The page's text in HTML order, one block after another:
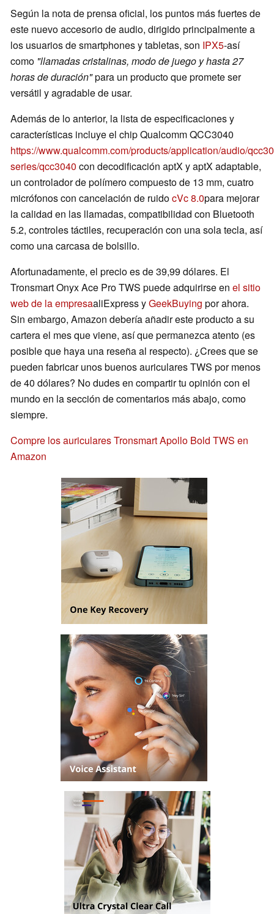
Según la nota de prensa oficial, los puntos más fuertes de
este nuevo accesorio de audio, dirigido principalmente a
los usuarios de smartphones y tabletas, son IPX5-así
como "llamadas cristalinas, modo de juego y hasta 27
horas de duración"para un producto que promete ser
versátil y agradable de usar.
Además de lo anterior, la lista de especificaciones y
características incluye el chip Qualcomm QCC3040
https://www.qualcomm.com/products/application/audio/
series/qcc3040 con decodificación aptX y aptX adaptable,
un controlador de polímero compuesto de 13 mm, cuatro
micrófonos con cancelación de ruidocVc 8.0para mejorar
la calidad en las llamadas, compatibilidad con Bluetooth
5.2, controles táctiles, recuperación con una sola tecla, así
como una carcasa de bolsillo.
Afortunadamente, el precio es de 39,99 dólares. El
Tronsmart Onyx Ace Pro TWS puede adquirirse en el sitio
web de la empresaaliExpress yGeekBuying por ahora.
Sin embargo, Amazon debería añadir este producto a su
cartera el mes que viene, así que permanezca atento (es
posible que haya una reseña al respecto). ¿Crees que se
pueden fabricar unos buenos auriculares TWS por menos
de 40 dólares? No dudes en compartir tu opinión con el
mundo en la sección de comentarios más abajo, como
siempre.
Compre los auriculares Tronsmart Apollo Bold TWS en
Amazon